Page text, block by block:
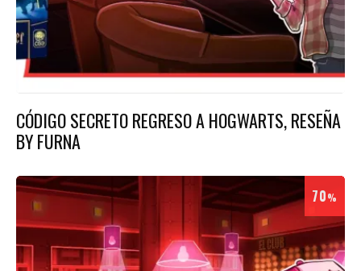
CÓDIGO SECRETO REGRESO A HOGWARTS, RESEÑA
BY FURNA
70%